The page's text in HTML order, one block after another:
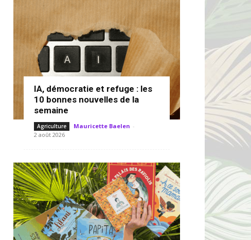
IA, démocratie et refuge : les
10 bonnes nouvelles de la
semaine
Agriculture Mauricette Baelen -
2 août 2026